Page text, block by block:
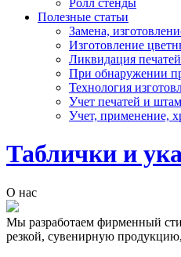
Полезные статьи
Замена,
Изготовление
Ликвидация печатей
При обнаружении
Технология
Учет печатей и
Учет, применение,
Таблички и
О нас
Мы разработаем фирменный
резкой, сувенирную